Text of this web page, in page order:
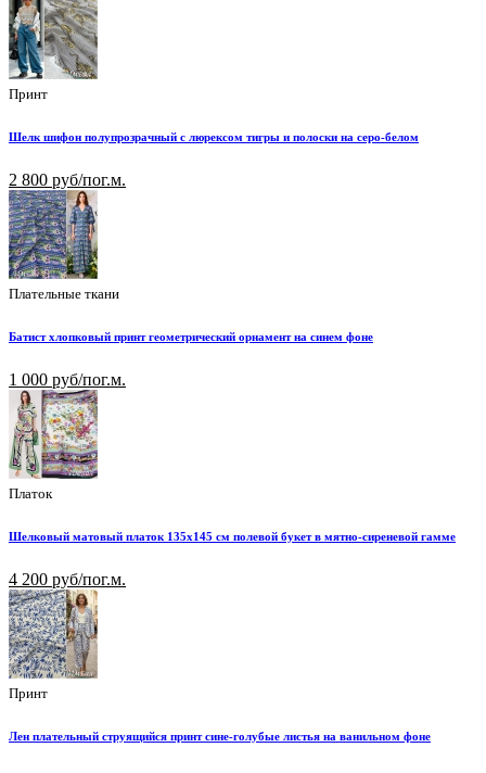
Принт
Шелк шифон полупрозрачный с люрексом тигры и полоски на серо-белом
2 800 руб/пог.м.
Плательные ткани
Батист хлопковый принт геометрический орнамент на синем фоне
1 000 руб/пог.м.
Платок
Шелковый матовый платок 135х145 см полевой букет в мятно-сиреневой гамме
4 200 руб/пог.м.
Принт
Лен плательный струящийся принт сине-голубые листья на ванильном фоне